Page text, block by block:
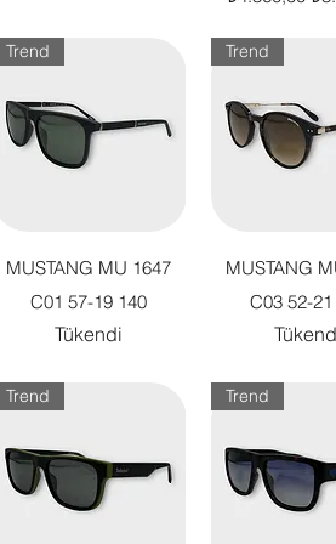
Hızlı Bakış
Trend
MUSTANG MU 1647
C01 57-19 140
Tükendi
Hızlı
Trend
MUSTANG
C03 52-
Trend Trend